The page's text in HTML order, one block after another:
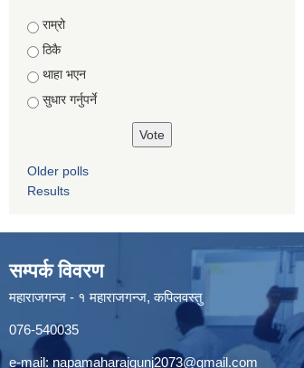
Choices
राम्रो
ठिकै
थाहा भएन
सुधार गर्नुपर्ने
Older polls
Results
सम्पर्क विवरण
महाराजगन्ज - १ महाराजगन्ज, कपिलवस्तु
076-540035
e-mail: napamaharajgunj2073@gmail.com